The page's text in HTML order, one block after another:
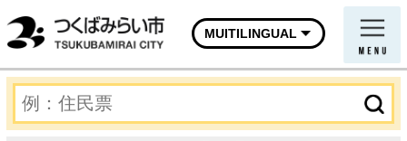
MUITILINGUAL